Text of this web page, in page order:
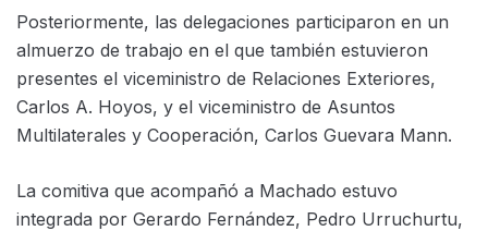
Posteriormente, las delegaciones participaron en un
almuerzo de trabajo en el que también estuvieron
presentes el viceministro de Relaciones Exteriores,
Carlos A. Hoyos, y el viceministro de Asuntos
Multilaterales y Cooperación, Carlos Guevara Mann.
La comitiva que acompañó a Machado estuvo
integrada por Gerardo Fernández, Pedro Urruchurtu,